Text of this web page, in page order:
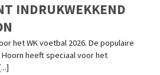
INDRUKWEKKEND
het WK voetbal 2026. De populaire
heeft speciaal voor het